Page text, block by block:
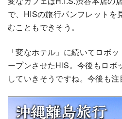
で、HISの旅行パンフレットを
むこともできそう。
「変なホテル」に続いてロボ
ープンさせたHIS。今後もロボ
していきそうですね。今後も注